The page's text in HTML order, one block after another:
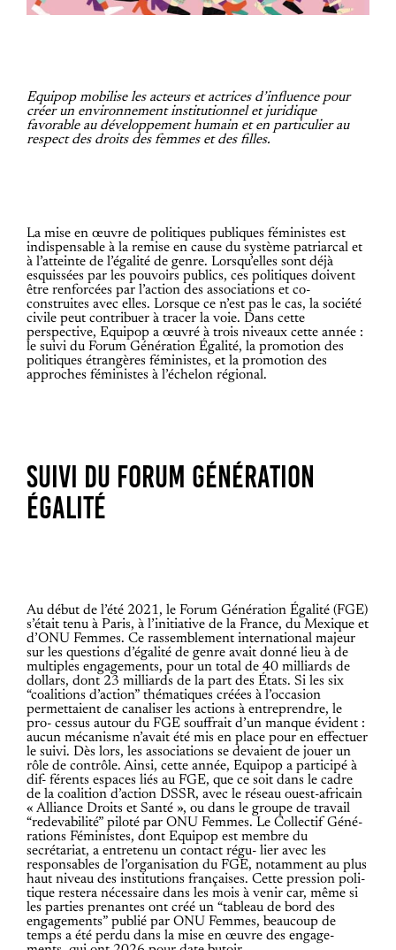
Equipop mobilise les acteurs et actrices d’influence pour
créer un environnement institutionnel et juridique
favorable au développement humain et en particulier au
respect des droits des femmes et des filles.
La mise en œuvre de politiques publiques féministes est
indispensable à la remise en cause du système patriarcal et
à l’atteinte de l’égalité de genre. Lorsqu’elles sont déjà
esquissées par les pouvoirs publics, ces politiques doivent
être renforcées par l’action des associations et co-
construites avec elles. Lorsque ce n’est pas le cas, la société
civile peut contribuer à tracer la voie. Dans cette
perspective, Equipop a œuvré à trois niveaux cette année :
le suivi du Forum Génération Égalité, la promotion des
politiques étrangères féministes, et la promotion des
approches féministes à l’échelon régional.
SUIVI DU FORUM GÉNÉRATION
ÉGALITÉ
Au début de l’été 2021, le Forum Génération Égalité (FGE)
s’était tenu à Paris, à l’initiative de la France, du Mexique et
d’ONU Femmes. Ce rassemblement international majeur
sur les questions d’égalité de genre avait donné lieu à de
multiples engagements, pour un total de 40 milliards de
dollars, dont 23 milliards de la part des États. Si les six
“coalitions d’action” thématiques créées à l’occasion
permettaient de canaliser les actions à entreprendre, le
pro- cessus autour du FGE souffrait d’un manque évident :
aucun mécanisme n’avait été mis en place pour en effectuer
le suivi. Dès lors, les associations se devaient de jouer un
rôle de contrôle. Ainsi, cette année, Equipop a participé à
dif- férents espaces liés au FGE, que ce soit dans le cadre
de la coalition d’action DSSR, avec le réseau ouest-africain
« Alliance Droits et Santé », ou dans le groupe de travail
“redevabilité” piloté par ONU Femmes. Le Collectif Géné-
rations Féministes, dont Equipop est membre du
secrétariat, a entretenu un contact régu- lier avec les
responsables de l’organisation du FGE, notamment au plus
haut niveau des institutions françaises. Cette pression poli-
tique restera nécessaire dans les mois à venir car, même si
les parties prenantes ont créé un “tableau de bord des
engagements” publié par ONU Femmes, beaucoup de
temps a été perdu dans la mise en œuvre des engage-